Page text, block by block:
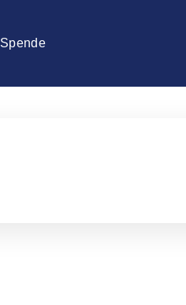
Spende